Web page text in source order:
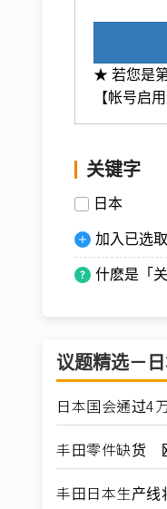
★ 若您是
【帐号启用
关键字
日本
加入已选
什麽是「
议题精选－
日本国会通过4
丰田零件缺货
丰田日本生产线